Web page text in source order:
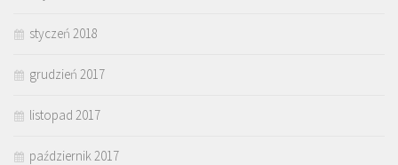
styczeń 2018
grudzień 2017
listopad 2017
październik 2017